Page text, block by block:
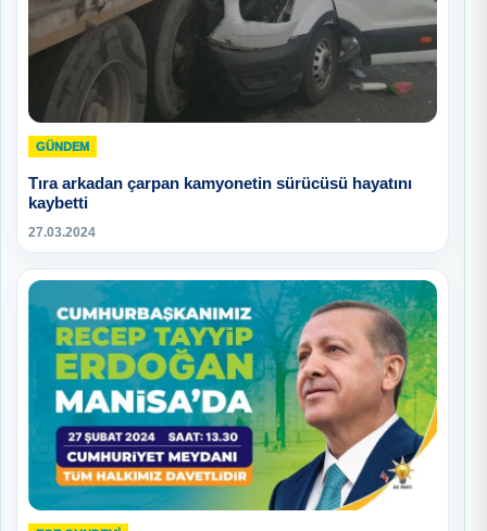
GÜNDEM
Tıra arkadan çarpan kamyonetin sürücüsü hayatını
kaybetti
27.03.2024